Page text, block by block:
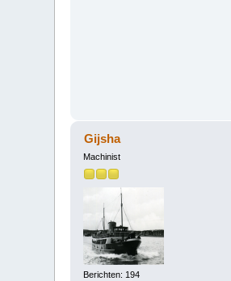
Gijsha
Machinist
Berichten: 194